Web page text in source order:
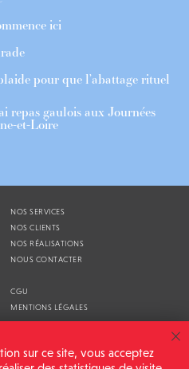
ici
pour que l’abattage rituel
repas gaulois aux Journées
et-Loire
NOS SERVICES
NOS CLIENTS
NOS RÉALISATIONS
NOUS CONTACTER
CGU
MENTIONS LÉGALES
sur ce site, vous acceptez